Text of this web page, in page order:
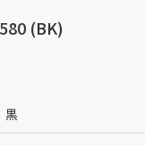
(BK)
黒